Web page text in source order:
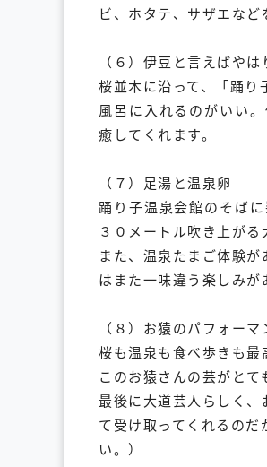
ビ、ホタテ、サザエなど
（６）伊豆と言えばやは
桜並木に沿って、「踊り
風呂に入れるのがいい
癒してくれます。
（７）足湯と温泉卵
踊り子温泉会館のそば
３０メートル吹き上がる
また、温泉たまご体験
はまた一味違う楽しみが
（８）お猿のパフォーマ
桜も温泉も食べ歩きも最
このお猿さんの芸がとて
最後に大道芸人らしく、
て受け取ってくれるの
い。）